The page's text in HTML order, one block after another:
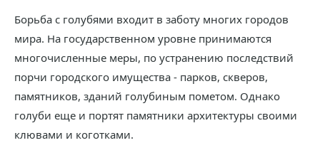
Борьба с голубями входит в заботу многих городов
мира. На государственном уровне принимаются
многочисленные меры, по устранению последствий
порчи городского имущества - парков, скверов,
памятников, зданий голубиным пометом. Однако
голуби еще и портят памятники архитектуры своими
клювами и коготками.